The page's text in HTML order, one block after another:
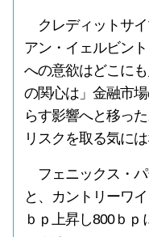
クレディットサイ
アン・イェルビン
への意欲はどこに
の関心は」金融市
らす影響へと移っ
リスクを取る気に
フェニックス・
と、カントリーワ
ｂｐ上昇し800ｂ